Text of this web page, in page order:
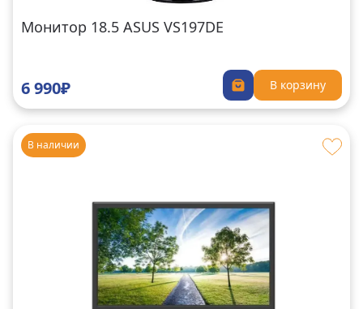
Монитор 18.5 ASUS VS197DE
6 990₽ В корзину
В наличии